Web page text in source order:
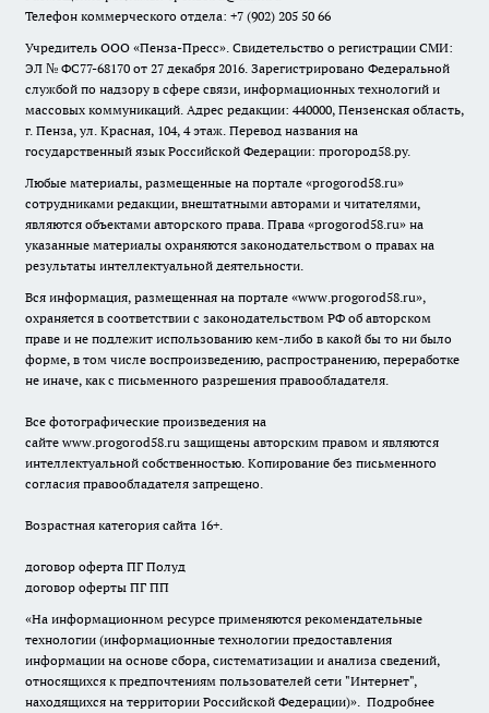
Телефон коммерческого отдела: +7 (902) 205 50 66
Учредитель ООО «Пенза-Пресс». Свидетельство о регистрации СМИ:
ЭЛ № ФС77-68170 от 27 декабря 2016. Зарегистрировано Федеральной
службой по надзору в сфере связи, информационных технологий и
массовых коммуникаций. Адрес редакции: 440000, Пензенская область,
г. Пенза, ул. Красная, 104, 4 этаж. Перевод названия на
государственный язык Российской Федерации: прогород58.ру.
Любые материалы, размещенные на портале «progorod58.ru»
сотрудниками редакции, внештатными авторами и читателями,
являются объектами авторского права. Права «progorod58.ru» на
указанные материалы охраняются законодательством о правах на
результаты интеллектуальной деятельности.
Вся информация, размещенная на портале «www.progorod58.ru»,
охраняется в соответствии с законодательством РФ об авторском
праве и не подлежит использованию кем-либо в какой бы то ни было
форме, в том числе воспроизведению, распространению, переработке
не иначе, как с письменного разрешения правообладателя.
Все фотографические произведения на
сайте www.progorod58.ru защищены авторским правом и являются
интеллектуальной собственностью. Копирование без письменного
согласия правообладателя запрещено.
Возрастная категория сайта 16+.
договор оферта ПГ Полуд
договор оферты ПГ ПП
«На информационном ресурсе применяются рекомендательные
технологии (информационные технологии предоставления
информации на основе сбора, систематизации и анализа сведений,
относящихся к предпочтениям пользователей сети "Интернет",
находящихся на территории Российской Федерации)». Подробнее